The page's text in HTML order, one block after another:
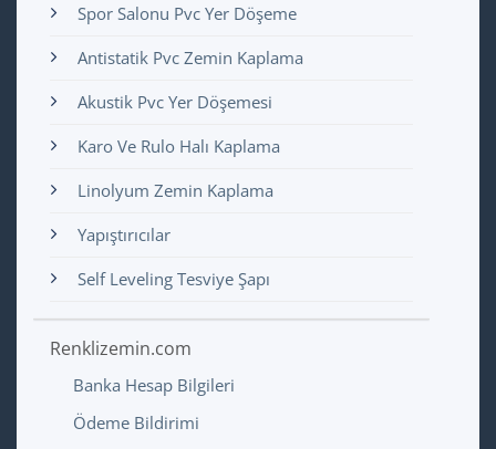
Spor Salonu Pvc Yer Döşeme
Antistatik Pvc Zemin Kaplama
Akustik Pvc Yer Döşemesi
Karo Ve Rulo Halı Kaplama
Linolyum Zemin Kaplama
Yapıştırıcılar
Self Leveling Tesviye Şapı
Renklizemin.com
Banka Hesap Bilgileri
Ödeme Bildirimi